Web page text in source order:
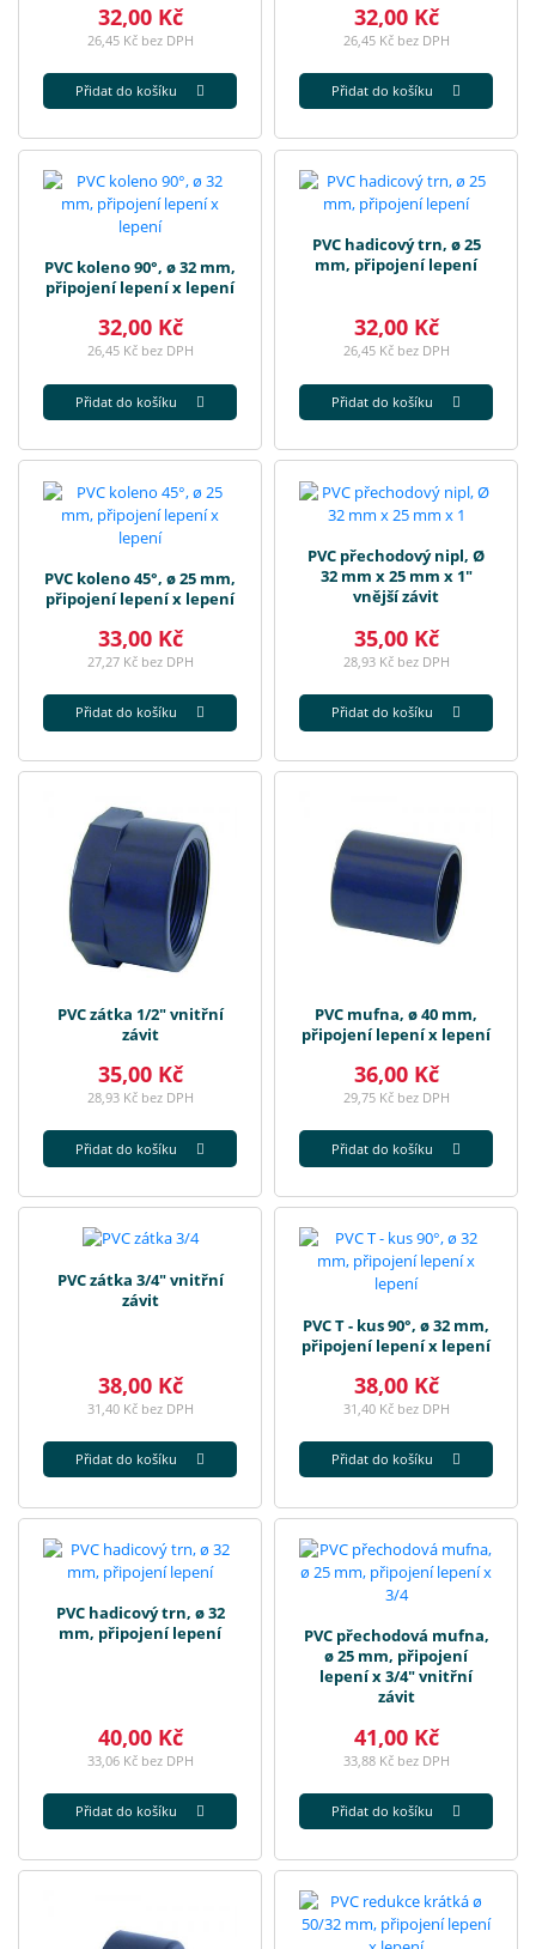
32,00 Kč
26,45 Kč bez DPH
Přidat do košíku
32,00 Kč
26,45 Kč bez DPH
Přidat do košíku
PVC koleno 90°, ø 32 mm,
připojení lepení x lepení
32,00 Kč
26,45 Kč bez DPH
Přidat do košíku
PVC hadicový trn, ø 25
mm, připojení lepení
32,00 Kč
26,45 Kč bez DPH
Přidat do košíku
PVC koleno 45°, ø 25 mm,
připojení lepení x lepení
33,00 Kč
27,27 Kč bez DPH
Přidat do košíku
PVC přechodový nipl, Ø
32 mm x 25 mm x 1"
vnější závit
35,00 Kč
28,93 Kč bez DPH
Přidat do košíku
PVC zátka 1/2" vnitřní
závit
35,00 Kč
28,93 Kč bez DPH
Přidat do košíku
PVC mufna, ø 40 mm,
připojení lepení x lepení
36,00 Kč
29,75 Kč bez DPH
Přidat do košíku
PVC zátka 3/4" vnitřní
závit
38,00 Kč
31,40 Kč bez DPH
Přidat do košíku
PVC T - kus 90°, ø 32 mm,
připojení lepení x lepení
38,00 Kč
31,40 Kč bez DPH
Přidat do košíku
PVC hadicový trn, ø 32
mm, připojení lepení
40,00 Kč
33,06 Kč bez DPH
Přidat do košíku
PVC přechodová mufna,
ø 25 mm, připojení
lepení x 3/4" vnitřní
závit
41,00 Kč
33,88 Kč bez DPH
Přidat do košíku